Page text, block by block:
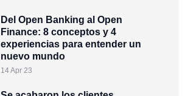
Del Open Banking al Open
Finance: 8 conceptos y 4
experiencias para entender un
nuevo mundo
14 Apr 23